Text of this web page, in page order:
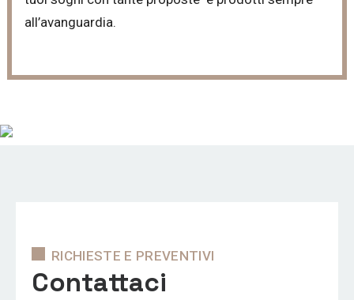
all’avanguardia.
Contattaci
RICHIESTE E PREVENTIVI